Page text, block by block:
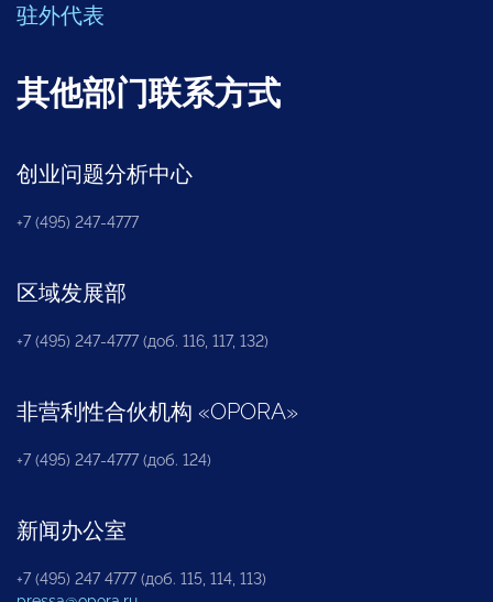
驻外代表
其他部门联系方式
创业问题分析中心
+7 (495) 247-4777
区域发展部
+7 (495) 247-4777 (доб. 116, 117, 132)
非营利性合伙机构 «OPORA»
+7 (495) 247-4777 (доб. 124)
新闻办公室
+7 (495) 247 4777 (доб. 115, 114, 113)